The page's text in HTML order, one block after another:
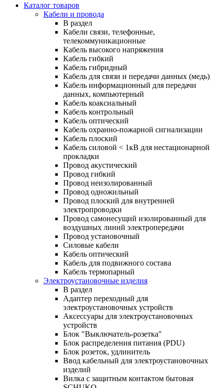
Каталог товаров
Кабели и провода
В раздел
Кабели связи, телефонные,
телекоммуникационные
Кабель высокого напряжения
Кабель гибкий
Кабель гибридный
Кабель для связи и передачи данных (медь)
Кабель информационный для передачи
данных, компьютерный
Кабель коаксиальный
Кабель контрольный
Кабель оптический
Кабель охранно-пожарной сигнализации
Кабель плоский
Кабель силовой < 1кВ для нестационарной
прокладки
Провод акустический
Провод гибкий
Провод неизолированный
Провод одножильный
Провод плоский для внутренней
электропроводки
Провод самонесущий изолированный для
воздушных линий электропередачи
Провод установочный
Силовые кабели
Кабель оптический
Кабель для подвижного состава
Кабель термопарный
Электроустановочные изделия
В раздел
Адаптер переходный для
электроустановочных устройств
Аксессуары для электроустановочных
устройств
Блок "Выключатель-розетка"
Блок распределения питания (PDU)
Блок розеток, удлинитель
Ввод кабельный для электроустановочных
изделий
Вилка с защитным контактом бытовая